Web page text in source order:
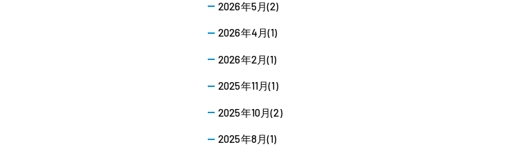
2026年5月(2)
2026年4月(1)
2026年2月(1)
2025年11月(1)
2025年10月(2)
2025年8月(1)